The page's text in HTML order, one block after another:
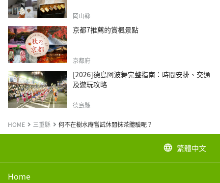
岡山縣
京都7推薦的賞楓景點
京都府
[2026]德島阿波舞完整指南：時間安排、交通
及遊玩攻略
德島縣
HOME 三重縣 何不在樹水庵嘗試休閒抹茶體驗呢？
language 繁體中文
Home